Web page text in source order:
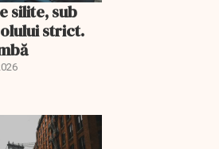
silite, sub
strict.